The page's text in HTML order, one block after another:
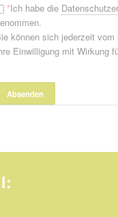
*Ich habe die
können sich jederzeit vom
Einwilligung mit Wirkung